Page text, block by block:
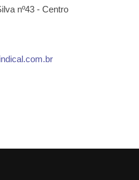
nº43 - Centro